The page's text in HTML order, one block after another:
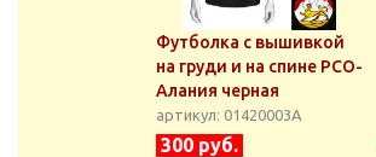
Футболка с вышивкой
на груди и на спине РСО-
Алания черная
артикул: 01420003А
300 руб.